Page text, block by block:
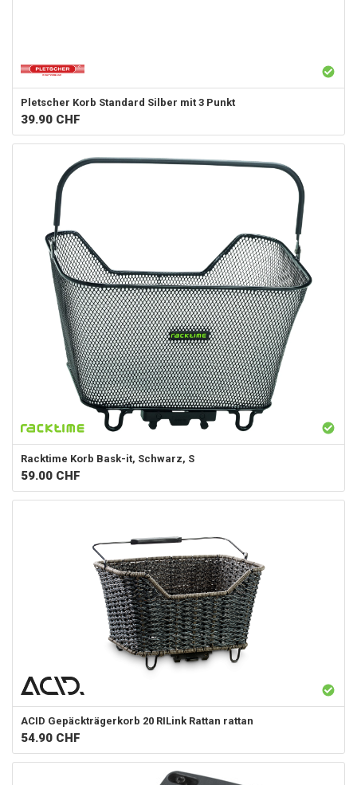
Pletscher Korb Standard Silber mit 3 Punkt
39.90 CHF
Racktime Korb Bask-it, Schwarz, S
59.00 CHF
ACID Gepäckträgerkorb 20 RILink Rattan rattan
54.90 CHF